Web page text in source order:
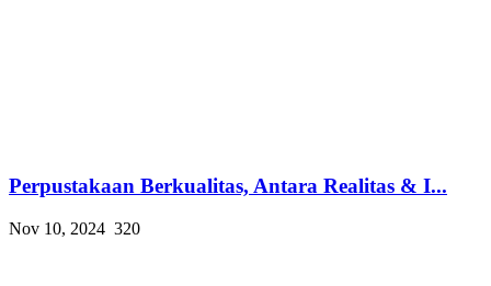
Perpustakaan Berkualitas, Antara Realitas & I...
Nov 10, 2024 320